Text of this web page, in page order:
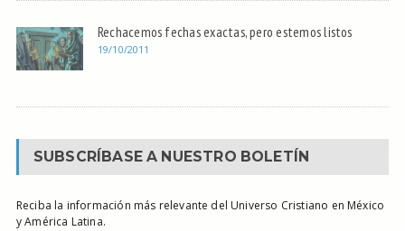
Rechacemos fechas exactas, pero estemos listos
19/10/2011
SUBSCRÍBASE A NUESTRO BOLETÍN
Reciba la información más relevante del Universo Cristiano en México
y América Latina.